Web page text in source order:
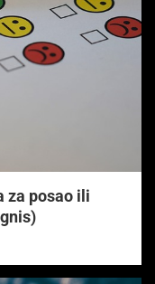
za posao ili